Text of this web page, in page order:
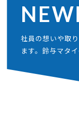
社員の想いや取
ます。鈴与マタ